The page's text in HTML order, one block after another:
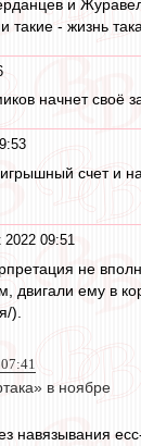
и
такие - жизнь
начнет своё
счет и
09:51
не
двигали ему в
).
в ноябре
навязывания